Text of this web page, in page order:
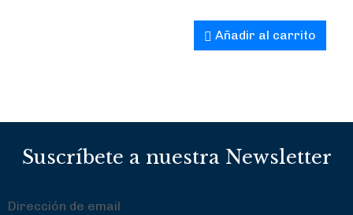
Añadir al carrito
Suscríbete a nuestra Newsletter
Dirección de email